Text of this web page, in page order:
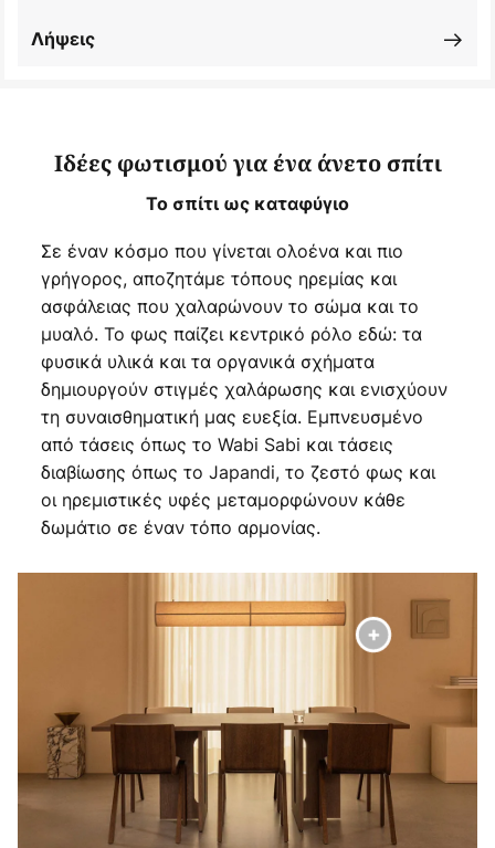
Λήψεις
Ιδέες φωτισμού για ένα άνετο σπίτι
Το σπίτι ως καταφύγιο
Σε έναν κόσμο που γίνεται ολοένα και πιο
γρήγορος, αποζητάμε τόπους ηρεμίας και
ασφάλειας που χαλαρώνουν το σώμα και το
μυαλό. Το φως παίζει κεντρικό ρόλο εδώ: τα
φυσικά υλικά και τα οργανικά σχήματα
δημιουργούν στιγμές χαλάρωσης και ενισχύουν
τη συναισθηματική μας ευεξία. Εμπνευσμένο
από τάσεις όπως το Wabi Sabi και τάσεις
διαβίωσης όπως το Japandi, το ζεστό φως και
οι ηρεμιστικές υφές μεταμορφώνουν κάθε
δωμάτιο σε έναν τόπο αρμονίας.